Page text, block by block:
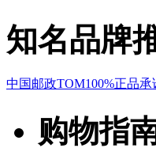
知名品牌
中国邮政TOM100%正品承
购物指